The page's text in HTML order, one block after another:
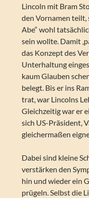
Lincoln mit Bram
den Vornamen teilt,
Abe“ wohl
sein wollte. Damit
das Konzept des
Unterhaltung
kaum Glauben
belegt. Bis er ins
trat, war Lincolns
Gleichzeitig war er
sich US-Präsident,
gleichermaßen
Dabei sind kleine
verstärken den
hin und wieder ein
prügeln. Selbst die